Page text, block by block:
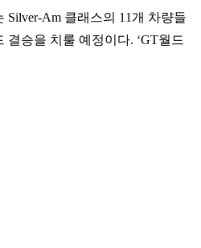
Silver-Am 클래스의 11개 차량들
승을 치룰 예정이다. ‘GT월드